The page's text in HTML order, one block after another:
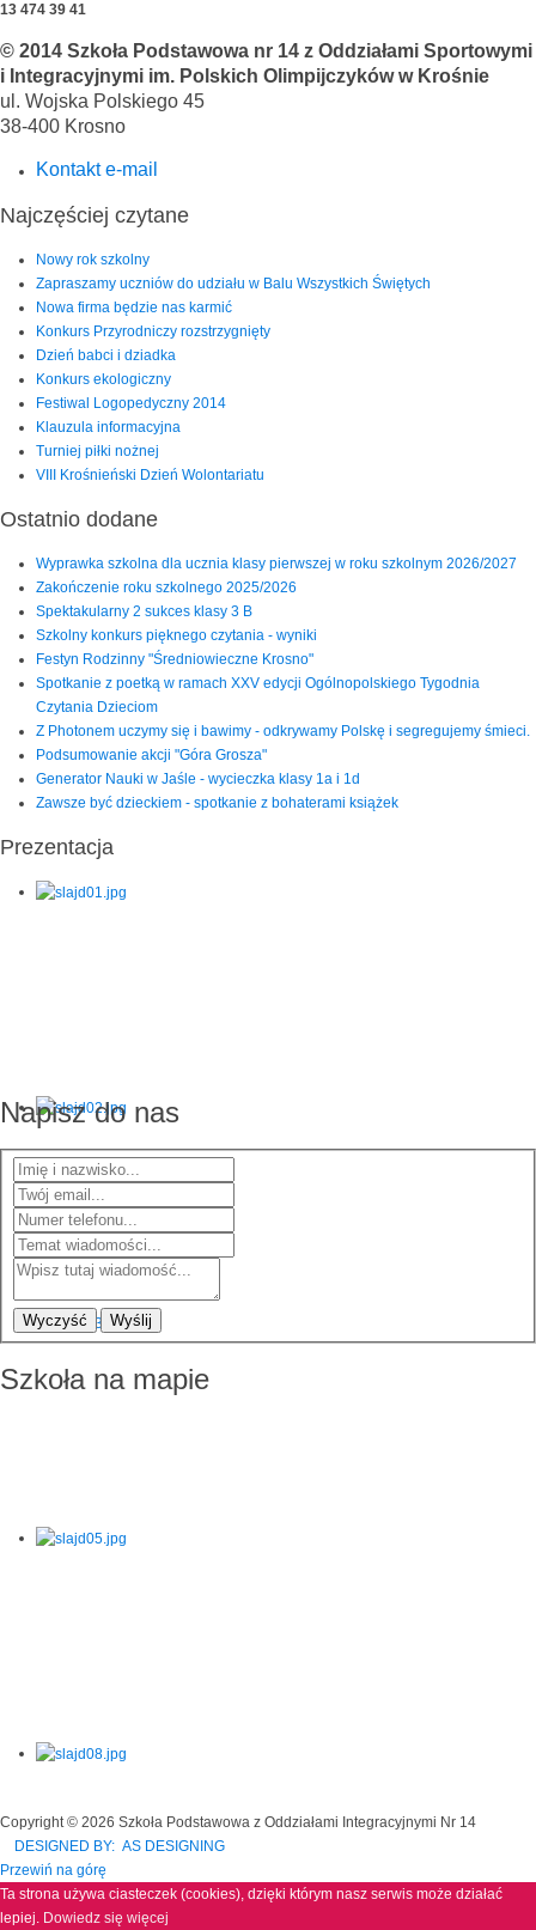
13 474 39 41
© 2014 Szkoła Podstawowa nr 14 z Oddziałami Sportowymi
i Integracyjnymi im. Polskich Olimpijczyków w Krośnie
ul. Wojska Polskiego 45
38-400 Krosno
Kontakt e-mail
Najczęściej czytane
Nowy rok szkolny
Zapraszamy uczniów do udziału w Balu Wszystkich Świętych
Nowa firma będzie nas karmić
Konkurs Przyrodniczy rozstrzygnięty
Dzień babci i dziadka
Konkurs ekologiczny
Festiwal Logopedyczny 2014
Klauzula informacyjna
Turniej piłki nożnej
VIII Krośnieński Dzień Wolontariatu
Ostatnio dodane
Wyprawka szkolna dla ucznia klasy pierwszej w roku szkolnym 2026/2027
Zakończenie roku szkolnego 2025/2026
Spektakularny 2 sukces klasy 3 B
Szkolny konkurs pięknego czytania - wyniki
Festyn Rodzinny "Średniowieczne Krosno"
Spotkanie z poetką w ramach XXV edycji Ogólnopolskiego Tygodnia
Czytania Dzieciom
Z Photonem uczymy się i bawimy - odkrywamy Polskę i segregujemy śmieci.
Podsumowanie akcji "Góra Grosza"
Generator Nauki w Jaśle - wycieczka klasy 1a i 1d
Zawsze być dzieckiem - spotkanie z bohaterami książek
Prezentacja
Napisz do nas
Wyczyść Wyślij
Szkoła na mapie
Copyright © 2026 Szkoła Podstawowa z Oddziałami Integracyjnymi Nr 14
DESIGNED BY: AS DESIGNING
Przewiń na górę
Ta strona używa ciasteczek (cookies), dzięki którym nasz serwis może działać
lepiej. Dowiedz się więcej